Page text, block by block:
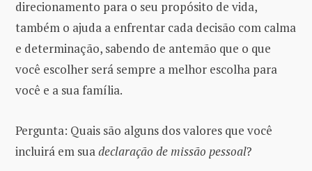
direcionamento para o seu propósito de vida,
também o ajuda a enfrentar cada decisão com calma
e determinação, sabendo de antemão que o que
você escolher será sempre a melhor escolha para
você e a sua família.
Pergunta: Quais são alguns dos valores que você
incluirá em suadeclaração de missão pessoal?